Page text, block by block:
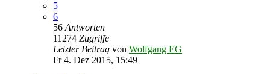
5
6
56 Antworten
11274 Zugriffe
Letzter Beitrag von Wolfgang EG
Fr 4. Dez 2015, 15:49